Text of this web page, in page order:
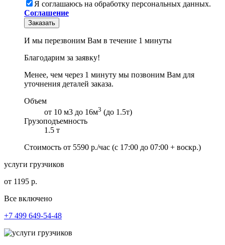
Я соглашаюсь на обработку персональных данных.
Соглашение
Заказать
И мы перезвоним Вам в течение 1 минуты
Благодарим за заявку!
Менее, чем через 1 минуту мы позвоним Вам для
уточнения деталей заказа.
Объем
от 10 м3 до 16м3 (до 1.5т)
Грузоподъемность
1.5 т
Стоимость от 5590 р./час (с 17:00 до 07:00 + воскр.)
услуги грузчиков
от 1195 р.
Все включено
+7 499 649-54-48